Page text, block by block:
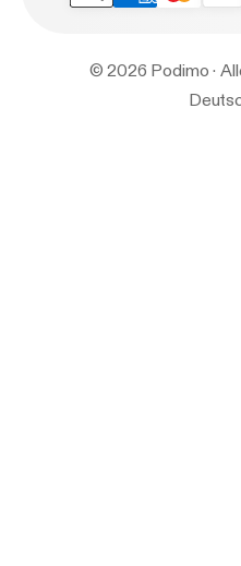
© 2026 Podimo ·